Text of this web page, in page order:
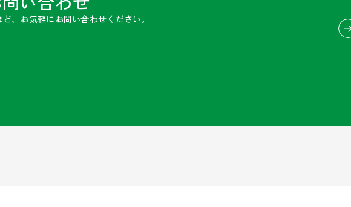
、お気軽にお問い合わせください。